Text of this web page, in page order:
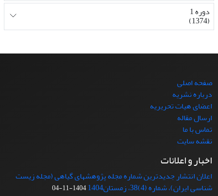
دوره 1
(1374)
صفحه اصلی
درباره نشریه
اعضای هیات تحریریه
ارسال مقاله
تماس با ما
نقشه سایت
اخبار و اعلانات
اعلان انتشار جدیدترین شماره مجله پژوهشهای گیاهی (مجله زیست
شناسی ایران)، شماره (4)38، زمستان1404
1404-11-04